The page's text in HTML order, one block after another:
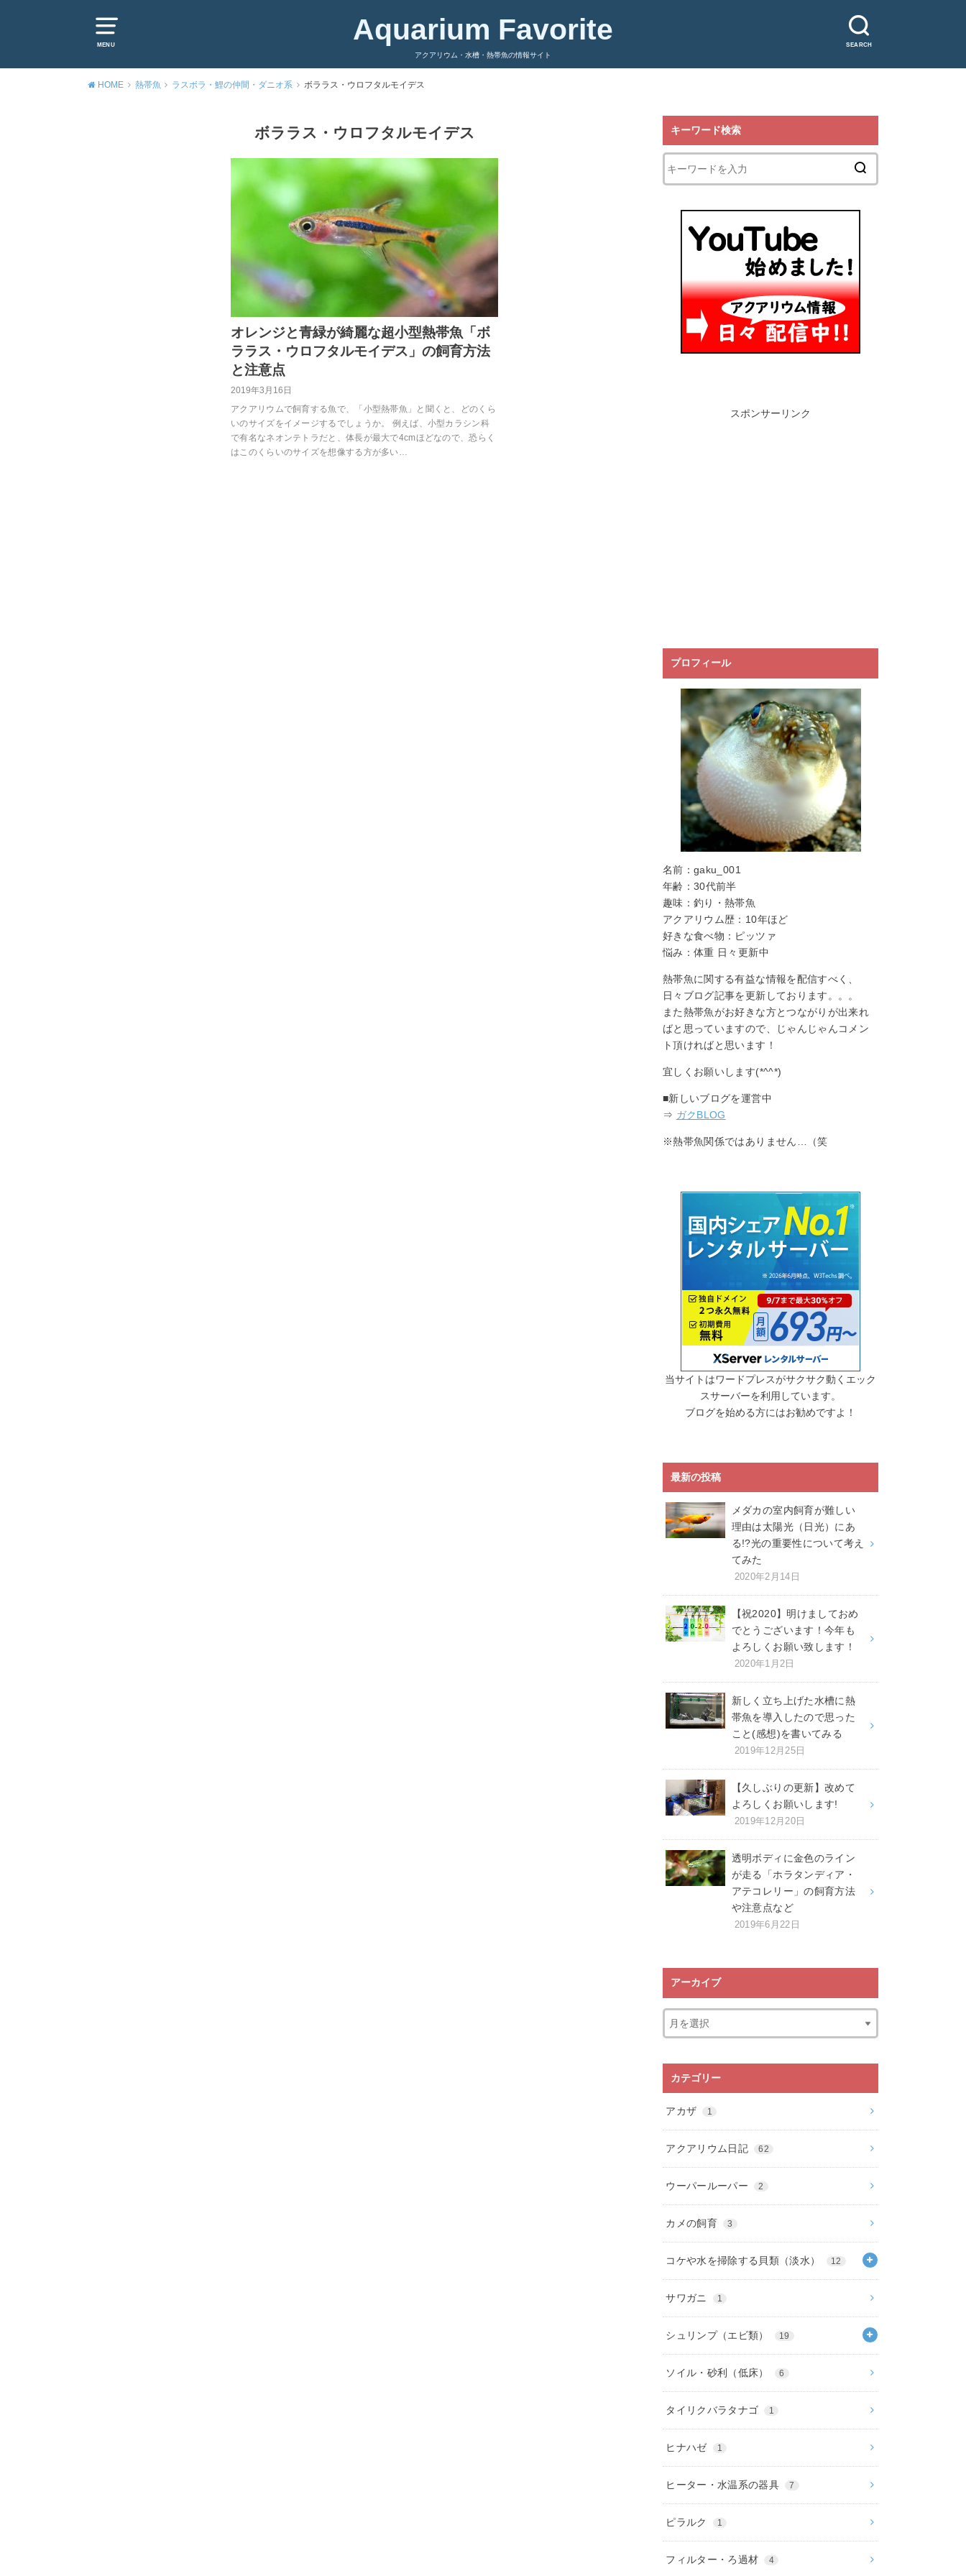
MENU SEARCH
Aquarium Favorite
アクアリウム・水槽・熱帯魚の情報サイト
HOME 熱帯魚 ラスボラ・鯉の仲間・ダニオ系 ボララス・ウロフタルモイデス
ボララス・ウロフタルモイデス
オレンジと青緑が綺麗な超小型熱帯魚「ボ
ララス・ウロフタルモイデス」の飼育方法
と注意点
2019年3月16日
アクアリウムで飼育する魚で、「小型熱帯魚」と聞くと、どのくら
いのサイズをイメージするでしょうか。 例えば、小型カラシン科
で有名なネオンテトラだと、体長が最大で4cmほどなので、恐らく
はこのくらいのサイズを想像する方が多い…
キーワード検索
スポンサーリンク
プロフィール
名前：gaku_001
年齢：30代前半
趣味：釣り・熱帯魚
アクアリウム歴：10年ほど
好きな食べ物：ピッツァ
悩み：体重 日々更新中
熱帯魚に関する有益な情報を配信すべく、
日々ブログ記事を更新しております。。。
また熱帯魚がお好きな方とつながりが出来れ
ばと思っていますので、じゃんじゃんコメン
ト頂ければと思います！
宜しくお願いします(*^^*)
■新しいブログを運営中
⇒ ガクBLOG
※熱帯魚関係ではありません…（笑
当サイトはワードプレスがサクサク動くエック
スサーバーを利用しています。
ブログを始める方にはお勧めですよ！
最新の投稿
メダカの室内飼育が難しい
理由は太陽光（日光）にあ
る!?光の重要性について考え
てみた
2020年2月14日
【祝2020】明けましておめ
でとうございます！今年も
よろしくお願い致します！
2020年1月2日
新しく立ち上げた水槽に熱
帯魚を導入したので思った
こと(感想)を書いてみる
2019年12月25日
【久しぶりの更新】改めて
よろしくお願いします!
2019年12月20日
透明ボディに金色のライン
が走る「ホラタンディア・
アテコレリー」の飼育方法
や注意点など
2019年6月22日
アーカイブ
カテゴリー
アカザ 1
アクアリウム日記 62
ウーパールーパー 2
カメの飼育 3
コケや水を掃除する貝類（淡水） 12
サワガニ 1
シュリンプ（エビ類） 19
ソイル・砂利（低床） 6
タイリクバラタナゴ 1
ヒナハゼ 1
ヒーター・水温系の器具 7
ピラルク 1
フィルター・ろ過材 4